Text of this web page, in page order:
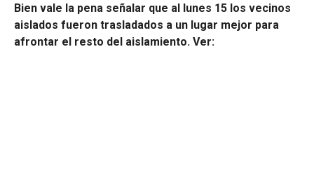
Bien vale la pena señalar que al lunes 15 los vecinos
aislados fueron trasladados a un lugar mejor para
afrontar el resto del aislamiento. Ver: